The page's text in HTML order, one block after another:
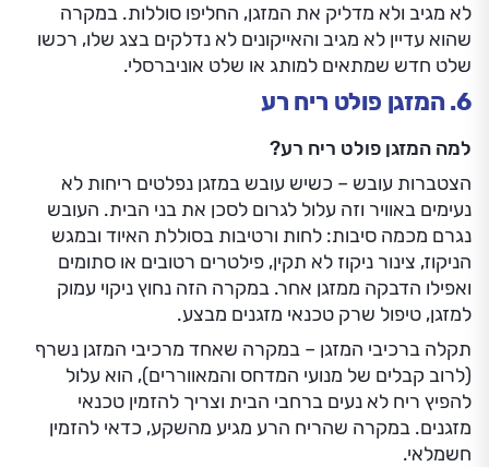
לא מגיב ולא מדליק את המזגן, החליפו סוללות. במקרה
שהוא עדיין לא מגיב והאייקונים לא נדלקים בצג שלו, רכשו
שלט חדש שמתאים למותג או שלט אוניברסלי.
6. המזגן פולט ריח רע
למה המזגן פולט ריח רע?
הצטברות עובש – כשיש עובש במזגן נפלטים ריחות לא
נעימים באוויר וזה עלול לגרום לסכן את בני הבית. העובש
נגרם מכמה סיבות: לחות ורטיבות בסוללת האיוד ובמגש
הניקוז, צינור ניקוז לא תקין, פילטרים רטובים או סתומים
ואפילו הדבקה ממזגן אחר. במקרה הזה נחוץ ניקוי עמוק
למזגן, טיפול שרק טכנאי מזגנים מבצע.
תקלה ברכיבי המזגן – במקרה שאחד מרכיבי המזגן נשרף
(לרוב קבלים של מנועי המדחס והמאווררים), הוא עלול
להפיץ ריח לא נעים ברחבי הבית וצריך להזמין טכנאי
מזגנים. במקרה שהריח הרע מגיע מהשקע, כדאי להזמין
חשמלאי.